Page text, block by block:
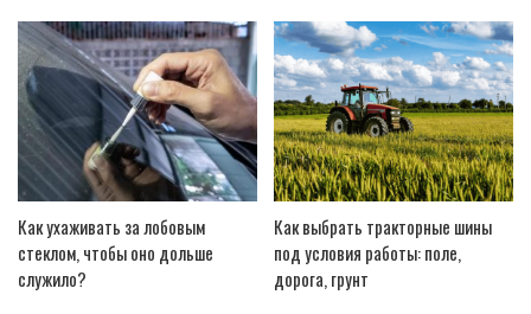
Как ухаживать за лобовым
стеклом, чтобы оно дольше
служило?
Как выбрать тракторные шины
под условия работы: поле,
дорога, грунт